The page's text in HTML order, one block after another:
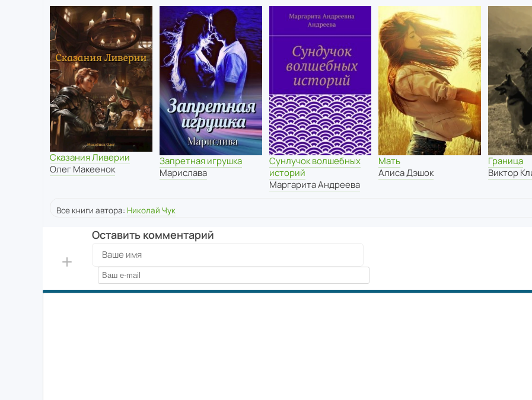
Сказания Ливерии
Олег Макеенок
Запретная игрушка
Марислава
Сунлучок волшебных
историй
Маргарита Андреева
Мать
Алиса Дэшок
Граница
Виктор
Все книги автора: Николай Чук
Оставить комментарий